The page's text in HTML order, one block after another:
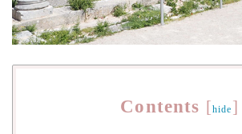
Contents [hide ]